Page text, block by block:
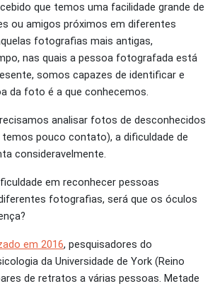
que temos uma facilidade grande de
ou amigos próximos em diferentes
fotografias mais antigas,
nas quais a pessoa fotografada está
somos capazes de identificar e
da foto é a que conhecemos.
analisar fotos de desconhecidos
pouco contato), a dificuldade de
consideravelmente.
em reconhecer pessoas
fotografias, será que os óculos
em 2016, pesquisadores do
da Universidade de York (Reino
de retratos a várias pessoas. Metade